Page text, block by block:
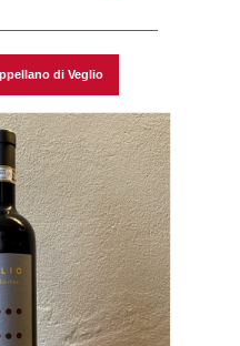
di Veglio